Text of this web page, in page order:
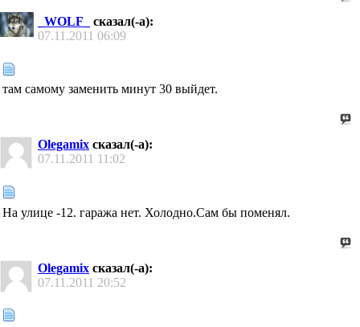
_WOLF_
сказал(-а):
07.11.2011 06:09
там самому заменить минут 30 выйдет.
Olegamix сказал(-а):
07.11.2011 11:02
На улице -12. гаража нет. Холодно.Сам бы поменял.
Olegamix сказал(-а):
07.11.2011 20:52